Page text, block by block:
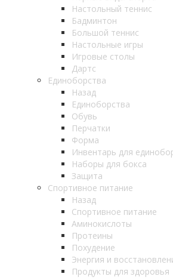
Настольный теннис
Бадминтон
Большой теннис
Настольные игры
Игровые столы
Дартс
Единоборства
Назад
Единоборства
Обувь
Перчатки
Форма
Инвентарь для
Наборы для бокса
Защита
Спортивное питание
Назад
Спортивное питание
Аминокислоты
Протеины
Похудение
Энергия и
Продукты для здоровья